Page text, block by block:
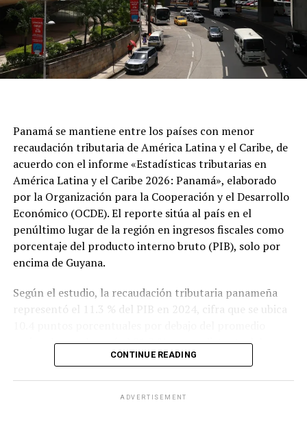
Panamá se mantiene entre los países con menor
recaudación tributaria de América Latina y el Caribe, de
acuerdo con el informe «Estadísticas tributarias en
América Latina y el Caribe 2026: Panamá», elaborado
por la Organización para la Cooperación y el Desarrollo
Económico (OCDE). El reporte sitúa al país en el
penúltimo lugar de la región en ingresos fiscales como
porcentaje del producto interno bruto (PIB), solo por
encima de Guyana.
Según el estudio, la recaudación tributaria panameña
representó el 11.3 % del PIB en 2024, cifra que se ubica
regional, que alcanzó el 21.7 %, y muy distante del
promedio de los países miembros de la OCDE, que fue
El informe también evidencia un deterioro en la
CONTINUE READING
ADVERTISEMENT